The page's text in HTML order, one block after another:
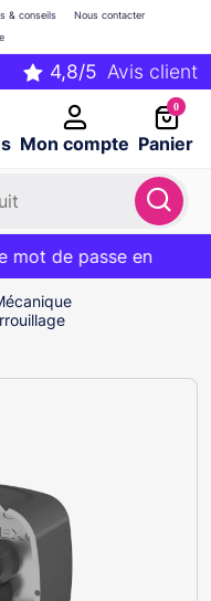
Mon compte
& conseils
Nous contacter
0
Panier
sur votre panier
le codeBIENVENUE
de passe en